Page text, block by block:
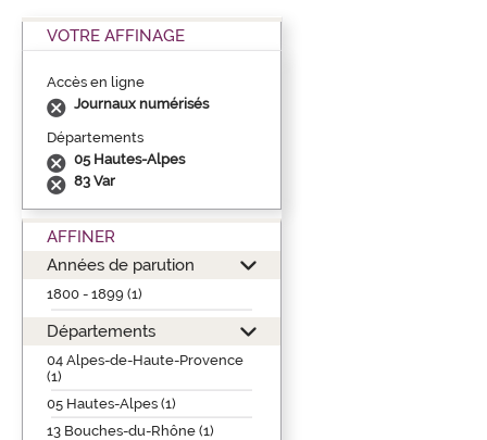
VOTRE AFFINAGE
Accès en ligne
Journaux numérisés
Départements
05 Hautes-Alpes
83 Var
AFFINER
Années de parution
1800 - 1899 (1)
Départements
04 Alpes-de-Haute-Provence
(1)
05 Hautes-Alpes (1)
13 Bouches-du-Rhône (1)